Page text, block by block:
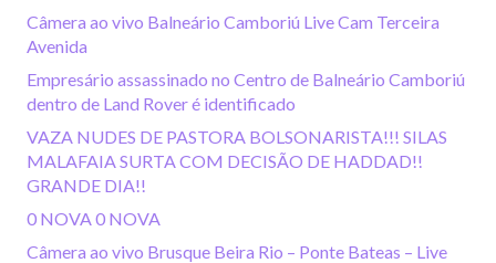
Câmera ao vivo Balneário Camboriú Live Cam Terceira
Avenida
Empresário assassinado no Centro de Balneário Camboriú
dentro de Land Rover é identificado
VAZA NUDES DE PASTORA BOLSONARISTA!!! SILAS
MALAFAIA SURTA COM DECISÃO DE HADDAD!!
GRANDE DIA!!
0 NOVA 0 NOVA
Câmera ao vivo Brusque Beira Rio – Ponte Bateas – Live